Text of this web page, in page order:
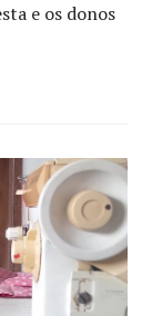
e os donos